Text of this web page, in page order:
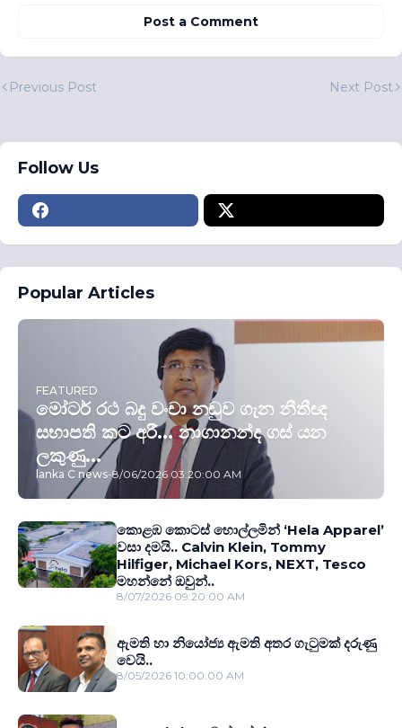
Post a Comment
Previous Post Next Post
Follow Us
Popular Articles
FEATURED
මෝටර් රථ බදු වංචා නඩුව ගැන නීතීඥ
සභාපති කට අරී... නාගානන්ද ගස් යන
ලකුණු...
lanka C news-8/06/2026 03:20:00 AM
කොළඹ කොටස් හොල්ලමින් ‘Hela Apparel’
වසා දමයි.. Calvin Klein, Tommy
Hilfiger, Michael Kors, NEXT, Tesco
මහන්නේ ඔවුන්..
8/07/2026 09:20:00 AM
ඇමති හා නියෝජ්‍ය ඇමති අතර ගැටුමක් දරුණු
වෙයි..
8/05/2026 10:00:00 AM